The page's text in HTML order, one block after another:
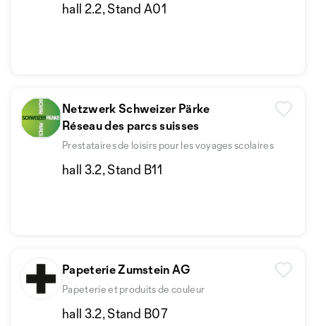
hall 2.2, Stand A01
Netzwerk Schweizer Pärke
Réseau des parcs suisses
Prestataires de loisirs pour les voyages scolaires
hall 3.2, Stand B11
Papeterie Zumstein AG
Papeterie et produits de couleur
hall 3.2, Stand B07